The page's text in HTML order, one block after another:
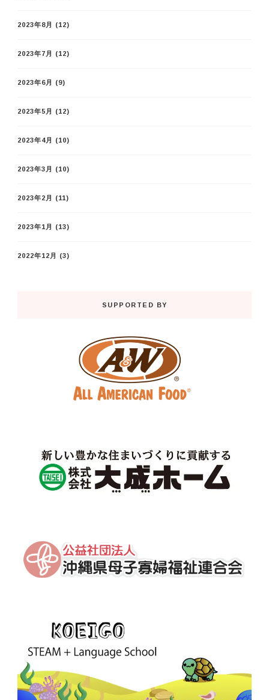
2023年8月 (12)
2023年7月 (12)
2023年6月 (9)
2023年5月 (12)
2023年4月 (10)
2023年3月 (10)
2023年2月 (11)
2023年1月 (13)
2022年12月 (3)
SUPPORTED BY